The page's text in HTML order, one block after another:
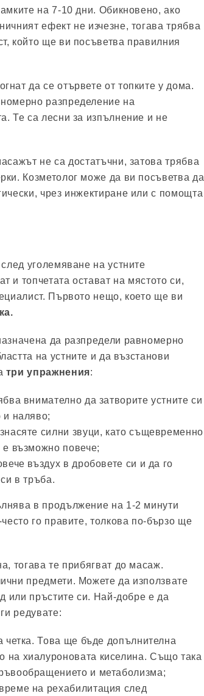
на 7-10 дни. Обикновено, ако
ефект не изчезне, тогава трябва
който ще ви посъветва правилния
да се отървете от топките у дома.
разпределение на
Те са лесни за изпълнение и не
не са достатъчни, затова трябва
Козметолог може да ви посъветва да
чрез инжектиране или с помощта
уголемяване на устните
и топчетата остават на мястото си,
Първото нещо, което ще ви
да разпредели равномерно
на устните и да възстанови
три упражнения:
внимателно да затворите устните си
и наляво;
силни звуци, като същевременно
е възможно повече;
въздух в дробовете си и да го
в тръба.
в продължение на 1-2 минути
го правите, толкова по-бързо ще
тогава те прибягват до масаж.
предмети. Можете да използвате
или пръстите си. Най-добре е да
редувате:
четка. Това ще бъде допълнителна
на хиалуроновата киселина. Също така
и метаболизма;
на рехабилитация след